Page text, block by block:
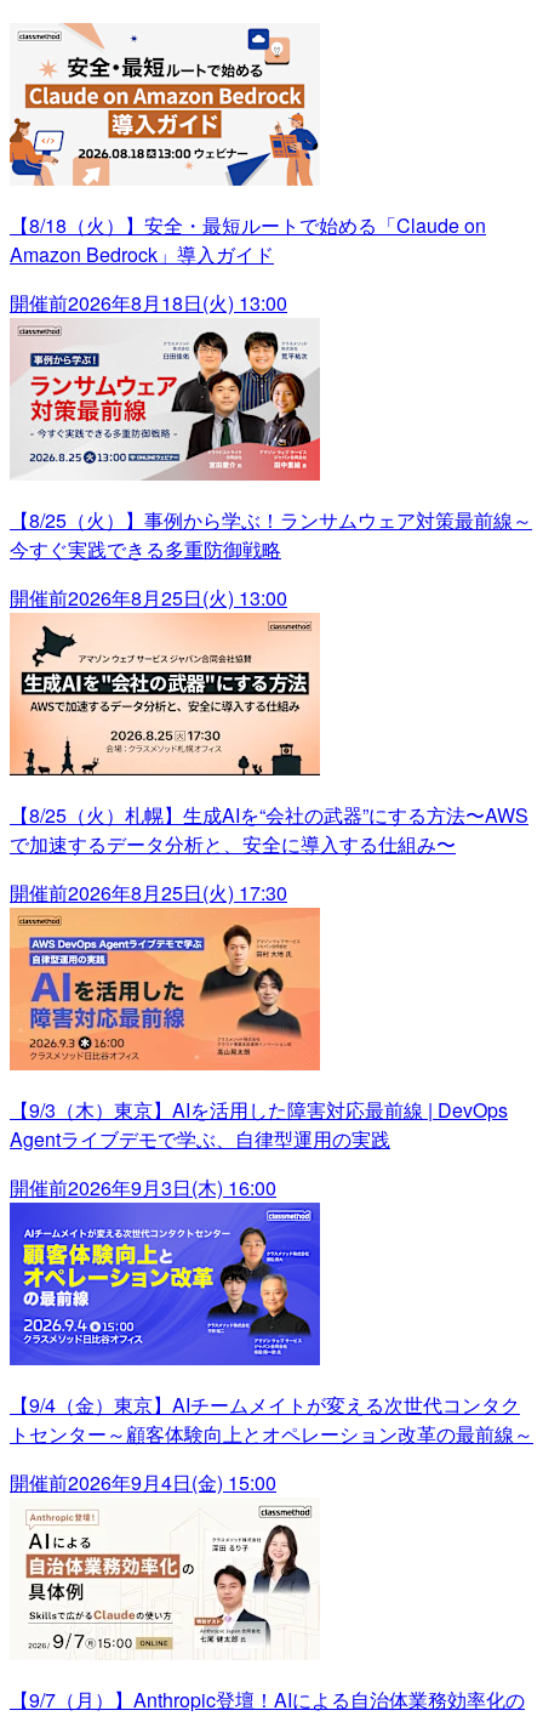
【8/18（火）】安全・最短ルートで始める「Claude on
Amazon Bedrock」導入ガイド
開催前2026年8月18日(火) 13:00
【8/25（火）】事例から学ぶ！ランサムウェア対策最前線～
今すぐ実践できる多重防御戦略
開催前2026年8月25日(火) 13:00
【8/25（火）札幌】生成AIを“会社の武器”にする方法〜AWS
で加速するデータ分析と、安全に導入する仕組み〜
開催前2026年8月25日(火) 17:30
【9/3（木）東京】AIを活用した障害対応最前線 | DevOps
Agentライブデモで学ぶ、自律型運用の実践
開催前2026年9月3日(木) 16:00
【9/4（金）東京】AIチームメイトが変える次世代コンタク
トセンター～顧客体験向上とオペレーション改革の最前線～
開催前2026年9月4日(金) 15:00
【9/7（月）】Anthropic登壇！AIによる自治体業務効率化の